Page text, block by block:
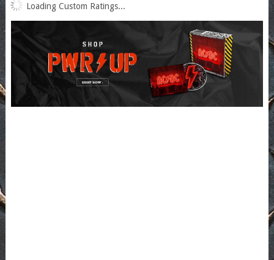
Loading Custom Ratings...